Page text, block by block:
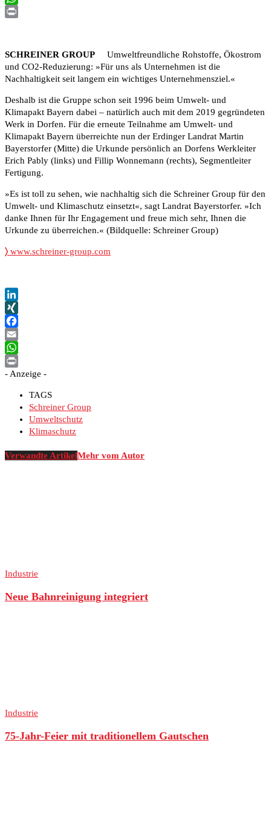
WhatsApp
SCHREINER GROUP Umweltfreundliche Rohstoffe, Ökostrom
und CO2-Reduzierung: »Für uns als Unternehmen ist die
Nachhaltigkeit seit langem ein wichtiges Unternehmensziel.«
Deshalb ist die Gruppe schon seit 1996 beim Umwelt- und
Klimapakt Bayern dabei – natürlich auch mit dem 2019 gegründeten
Werk in Dorfen. Für die erneute Teilnahme am Umwelt- und
Klimapakt Bayern überreichte nun der Erdinger Landrat Martin
Bayerstorfer (Mitte) die Urkunde persönlich an Dorfens Werkleiter
Erich Pably (links) und Fillip Wonnemann (rechts), Segmentleiter
Fertigung.
»Es ist toll zu sehen, wie nachhaltig sich die Schreiner Group für den
Umwelt- und Klimaschutz einsetzt«, sagt Landrat Bayerstorfer. »Ich
danke Ihnen für Ihr Engagement und freue mich sehr, Ihnen die
Urkunde zu überreichen.« (Bildquelle: Schreiner Group)
〉 www.schreiner-group.com
LinkedIn
XING
Facebook
Email
WhatsApp
Print
- Anzeige -
TAGS
Schreiner Group
Umweltschutz
Klimaschutz
Verwandte ArtikelMehr vom Autor
Industrie
Neue Bahnreinigung integriert
Industrie
75-Jahr-Feier mit traditionellem Gautschen